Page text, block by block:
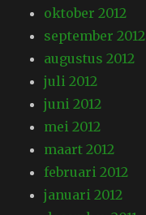
oktober 2012
september 2012
augustus 2012
juli 2012
juni 2012
mei 2012
maart 2012
februari 2012
januari 2012